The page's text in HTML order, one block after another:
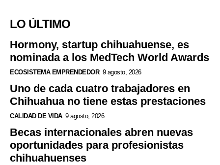
LO ÚLTIMO
Hormony, startup chihuahuense, es
nominada a los MedTech World Awards
ECOSISTEMA EMPRENDEDOR 9 agosto, 2026
Uno de cada cuatro trabajadores en
Chihuahua no tiene estas prestaciones
CALIDAD DE VIDA 9 agosto, 2026
Becas internacionales abren nuevas
oportunidades para profesionistas
chihuahuenses